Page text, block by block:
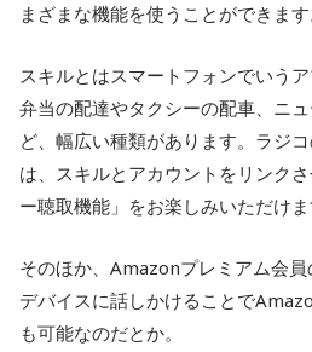
まざまな機能を使うことができます
スキルとはスマートフォンでいう
弁当の配達やタクシーの配車、ニ
ど、幅広い種類があります。ラジ
は、スキルとアカウントをリンク
ー聴取機能」をお楽しみいただけま
そのほか、Amazonプレミアム会
デバイスに話しかけることで
も可能なのだとか。